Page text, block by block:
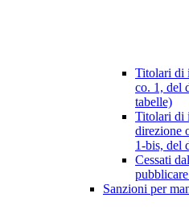
Titolari di
co. 1, del
tabelle)
Titolari di
direzione
1-bis, del
Cessati
Sanzioni per